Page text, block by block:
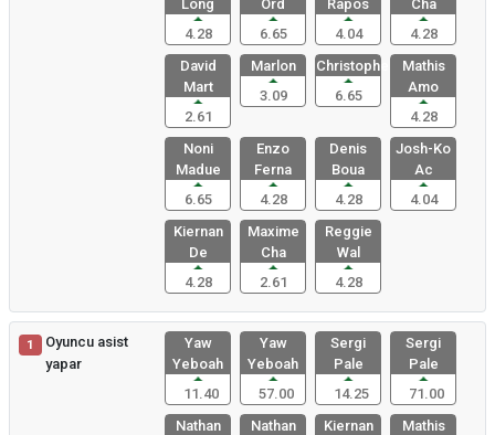
Long
4.28
Ord
6.65
Rapos
4.04
Cha
4.28
David
Mart
2.61
Marlon
3.09
Christophe
6.65
Mathis
Amo
4.28
Noni
Madue
6.65
Enzo
Ferna
4.28
Denis
Boua
4.28
Josh-Ko
Ac
4.04
Kiernan
De
4.28
Maxime
Cha
2.61
Reggie
Wal
4.28
1
Oyuncu asist
yapar
Yaw
Yeboah
11.40
Yaw
Yeboah
57.00
Sergi
Pale
14.25
Sergi
Pale
71.00
Nathan
Nathan
Kiernan
Mathis